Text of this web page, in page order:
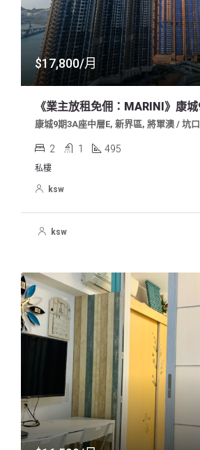
$17,800/月
康城9期3A座中層E, 新界區, 將軍澳 / 坑口
2 1 495
私樓
ksw
ksw